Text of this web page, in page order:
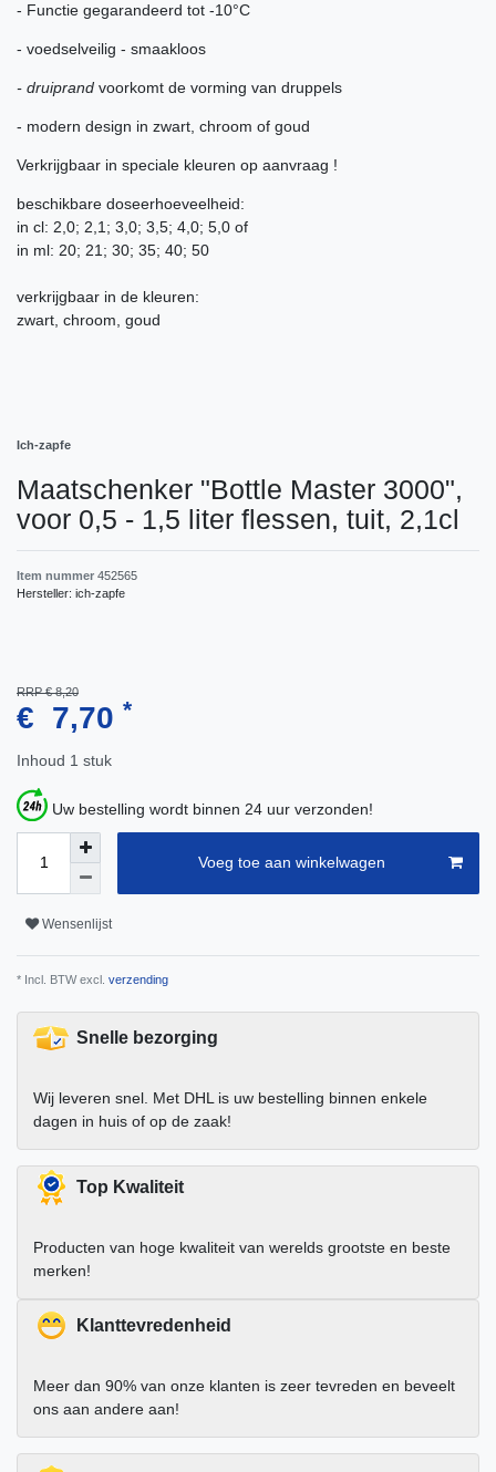
- Functie gegarandeerd tot -10°C
- voedselveilig - smaakloos
- druiprand voorkomt de vorming van druppels
- modern design in zwart, chroom of goud
Verkrijgbaar in speciale kleuren op aanvraag !
beschikbare doseerhoeveelheid:
in cl: 2,0; 2,1; 3,0; 3,5; 4,0; 5,0 of
in ml: 20; 21; 30; 35; 40; 50
verkrijgbaar in de kleuren:
zwart, chroom, goud
Ich-zapfe
Maatschenker "Bottle Master 3000",
voor 0,5 - 1,5 liter flessen, tuit, 2,1cl
Item nummer 452565
Hersteller: ich-zapfe
RRP € 8,20
€ 7,70 *
Inhoud 1 stuk
Uw bestelling wordt binnen 24 uur verzonden!
Voeg toe aan winkelwagen
Wensenlijst
* Incl. BTW excl. verzending
Snelle bezorging
Wij leveren snel. Met DHL is uw bestelling binnen enkele
dagen in huis of op de zaak!
Top Kwaliteit
Producten van hoge kwaliteit van werelds grootste en beste
merken!
Klanttevredenheid
Meer dan 90% van onze klanten is zeer tevreden en beveelt
ons aan andere aan!